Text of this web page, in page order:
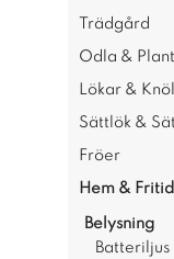
Trädgård
Odla &
Lökar &
Sättlök &
Fröer
Hem & Fritid
Belysning
Batteriljus